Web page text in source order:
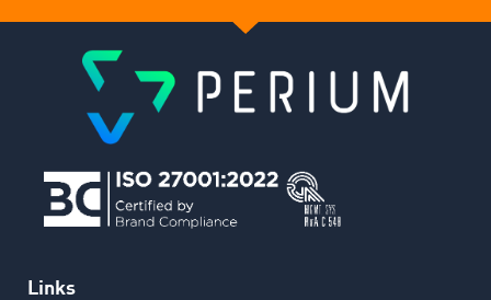
Links